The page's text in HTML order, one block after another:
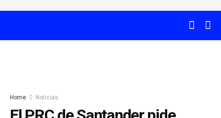
Home Noticias